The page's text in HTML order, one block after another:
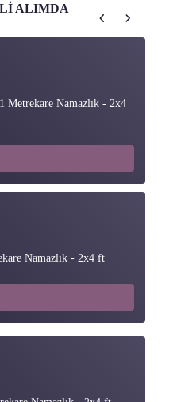
ALIMDA
through product
Metrekare Namazlık - 2x4
Namazlık - 2x4 ft